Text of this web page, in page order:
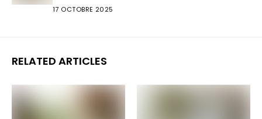
17 OCTOBRE 2025
RELATED ARTICLES